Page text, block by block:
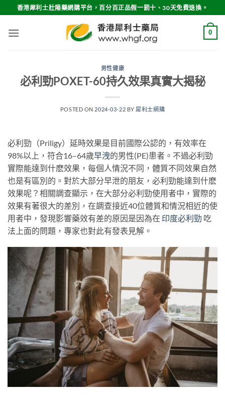
to
content
香港犀利士壯陽藥網購平台，百分百正品假一罰十、30天免費退換。
0
男性健康
必利勁POXET-60持久效果真實大揭秘
POSTED ON 2024-03-22 BY 犀利士網購
必利勁（Priligy）延時效果是目前國際公認的，有效率在
98%以上，符合16–64歲早洩的男性(PE)患者。不過必利勁
實際能達到什麽效果，每個人情況不同，體質不同效果自然
也是有區別的。對於大部分早泄的朋友，必利勁能達到什麽
效果呢？相關調查顯示，在大部分必利勁使用者中，實際的
效果有著很大的差別，在調查接近40位體質和情況相近的使
用者中，發現影響藥效有差的原因是因為在 印度必利勁 吃
法上面的問題，專家也對此有發表見解。